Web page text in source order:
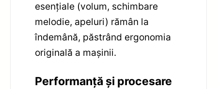
esențiale (volum, schimbare
melodie, apeluri) rămân la
îndemână, păstrând ergonomia
originală a mașinii.
Performanță și procesare